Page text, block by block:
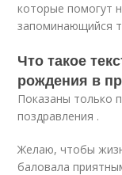
которые помогут
запоминающийся
Что такое
рождения в
Показаны только
поздравления .
Желаю, чтобы
баловала